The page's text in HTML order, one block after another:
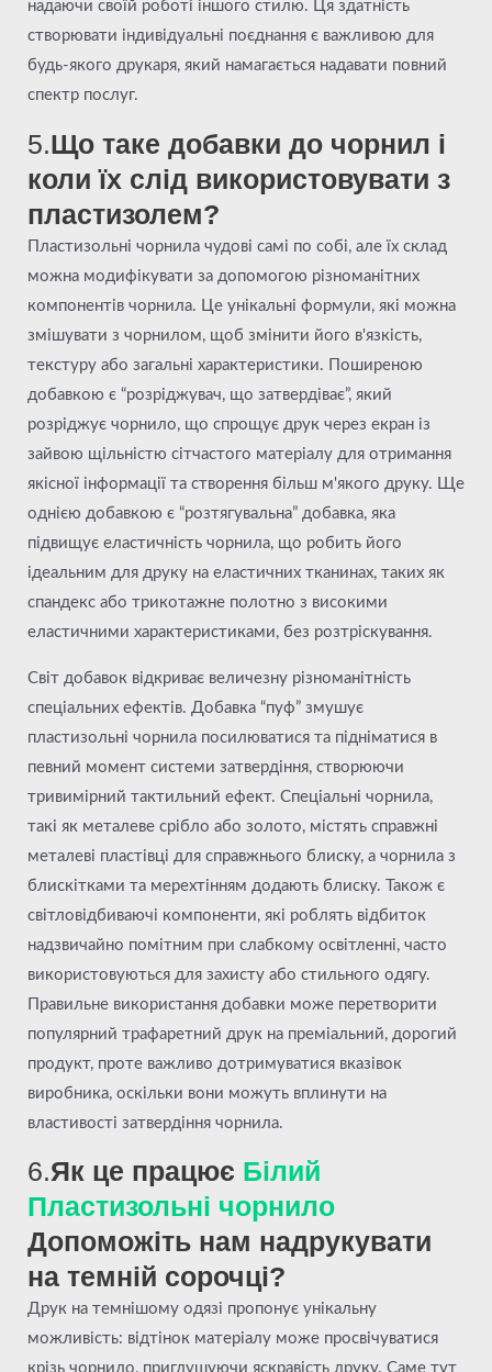
надаючи своїй роботі іншого стилю. Ця здатність
створювати індивідуальні поєднання є важливою для
будь-якого друкаря, який намагається надавати повний
спектр послуг.
5.Що таке добавки до чорнил і
коли їх слід використовувати з
пластизолем?
Пластизольні чорнила чудові самі по собі, але їх склад
можна модифікувати за допомогою різноманітних
компонентів чорнила. Це унікальні формули, які можна
змішувати з чорнилом, щоб змінити його в'язкість,
текстуру або загальні характеристики. Поширеною
добавкою є “розріджувач, що затвердіває”, який
розріджує чорнило, що спрощує друк через екран із
зайвою щільністю сітчастого матеріалу для отримання
якісної інформації та створення більш м'якого друку. Ще
однією добавкою є “розтягувальна” добавка, яка
підвищує еластичність чорнила, що робить його
ідеальним для друку на еластичних тканинах, таких як
спандекс або трикотажне полотно з високими
еластичними характеристиками, без розтріскування.
Світ добавок відкриває величезну різноманітність
спеціальних ефектів. Добавка “пуф” змушує
пластизольні чорнила посилюватися та підніматися в
певний момент системи затвердіння, створюючи
тривимірний тактильний ефект. Спеціальні чорнила,
такі як металеве срібло або золото, містять справжні
металеві пластівці для справжнього блиску, а чорнила з
блискітками та мерехтінням додають блиску. Також є
світловідбиваючі компоненти, які роблять відбиток
надзвичайно помітним при слабкому освітленні, часто
використовуються для захисту або стильного одягу.
Правильне використання добавки може перетворити
популярний трафаретний друк на преміальний, дорогий
продукт, проте важливо дотримуватися вказівок
виробника, оскільки вони можуть вплинути на
властивості затвердіння чорнила.
6.Як це працює Білий
Пластизольні чорнило
Допоможіть нам надрукувати
на темній сорочці?
Друк на темнішому одязі пропонує унікальну
можливість: відтінок матеріалу може просвічуватися
крізь чорнило, приглушуючи яскравість друку. Саме тут